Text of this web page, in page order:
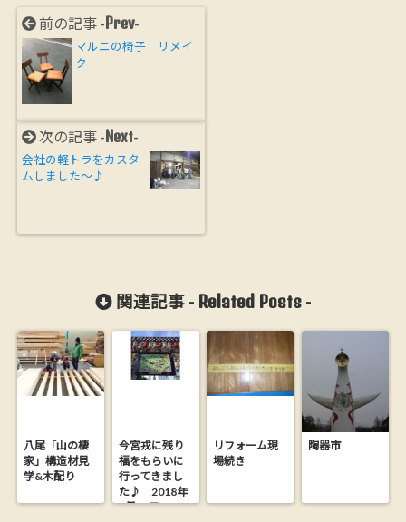
前の記事 -Prev-
マルニの椅子 リメイ
ク
次の記事 -Next-
会社の軽トラをカスタ
ムしました～♪
関連記事 - Related Posts-
八尾「山の棲
家」構造材見
学&木配り
今宮戎に残り
福をもらいに
行ってきまし
た♪ 2018年
1月11日
リフォーム現
場続き
陶器市